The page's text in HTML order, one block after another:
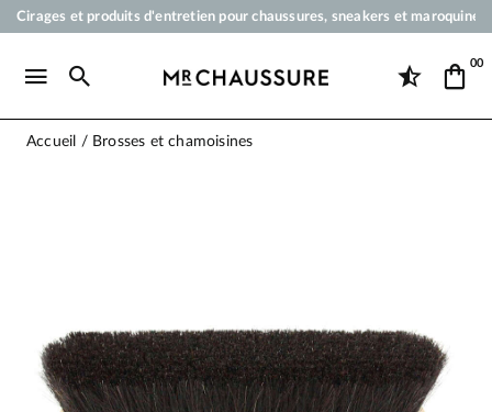
Cirages et produits d'entretien pour chaussures, sneakers et
Paiement en 3x 4x par carte bancaire dès 50 €
00
Accueil Brosses et chamoisines